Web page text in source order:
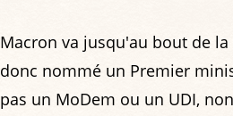
Macron va jusqu'au bout de
donc nommé un Premier
pas un MoDem ou un UDI,